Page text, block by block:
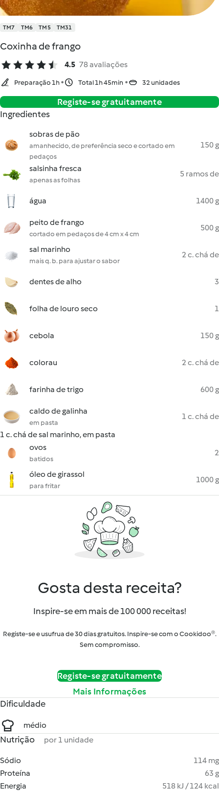
TM7 TM6 TM5 TM31
Coxinha de frango
4.5 78 avaliações
Preparação 1h Total 1h 45min 32 unidades
Registe-se gratuitamente
Ingredientes
sobras de pão
amanhecido, de preferência seco e cortado em
pedaços
150 g
salsinha fresca
apenas as folhas
5 ramos de
água 1400 g
peito de frango
cortado em pedaços de 4 cm x 4 cm
500 g
sal marinho
mais q. b. para ajustar o sabor
2 c. chá de
dentes de alho 3
folha de louro seco 1
cebola 150 g
colorau 2 c. chá de
farinha de trigo 600 g
caldo de galinha
em pasta
1 c. chá de
1 c. chá de sal marinho, em pasta
ovos
batidos
2
óleo de girassol
para fritar
1000 g
Gosta desta receita?
Inspire-se em mais de 100 000 receitas!
Registe-se e usufrua de 30 dias gratuitos. Inspire-se com o Cookidoo®.
Sem compromisso.
Registe-se gratuitamente
Mais Informações
Dificuldade
médio
Nutrição por 1 unidade
Sódio
114 mg
Proteína
63 g
Energia
518 kJ / 124 kcal